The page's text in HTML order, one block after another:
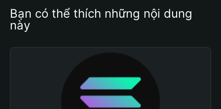
Bạn có thể thích những nội dung
này